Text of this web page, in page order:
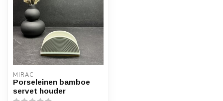
MIRAC
Porseleinen bamboe
servet houder